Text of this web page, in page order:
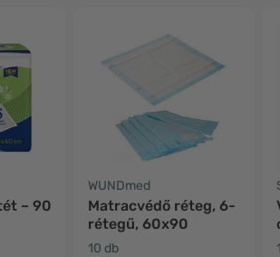
– 90
WUNDmed
Matracvédő réteg, 6-
rétegű, 60x90
10 db